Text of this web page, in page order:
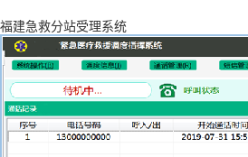
福建急救分站受理系统